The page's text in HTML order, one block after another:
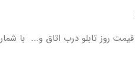
قیمت روز تابلو درب اتاق و…. با